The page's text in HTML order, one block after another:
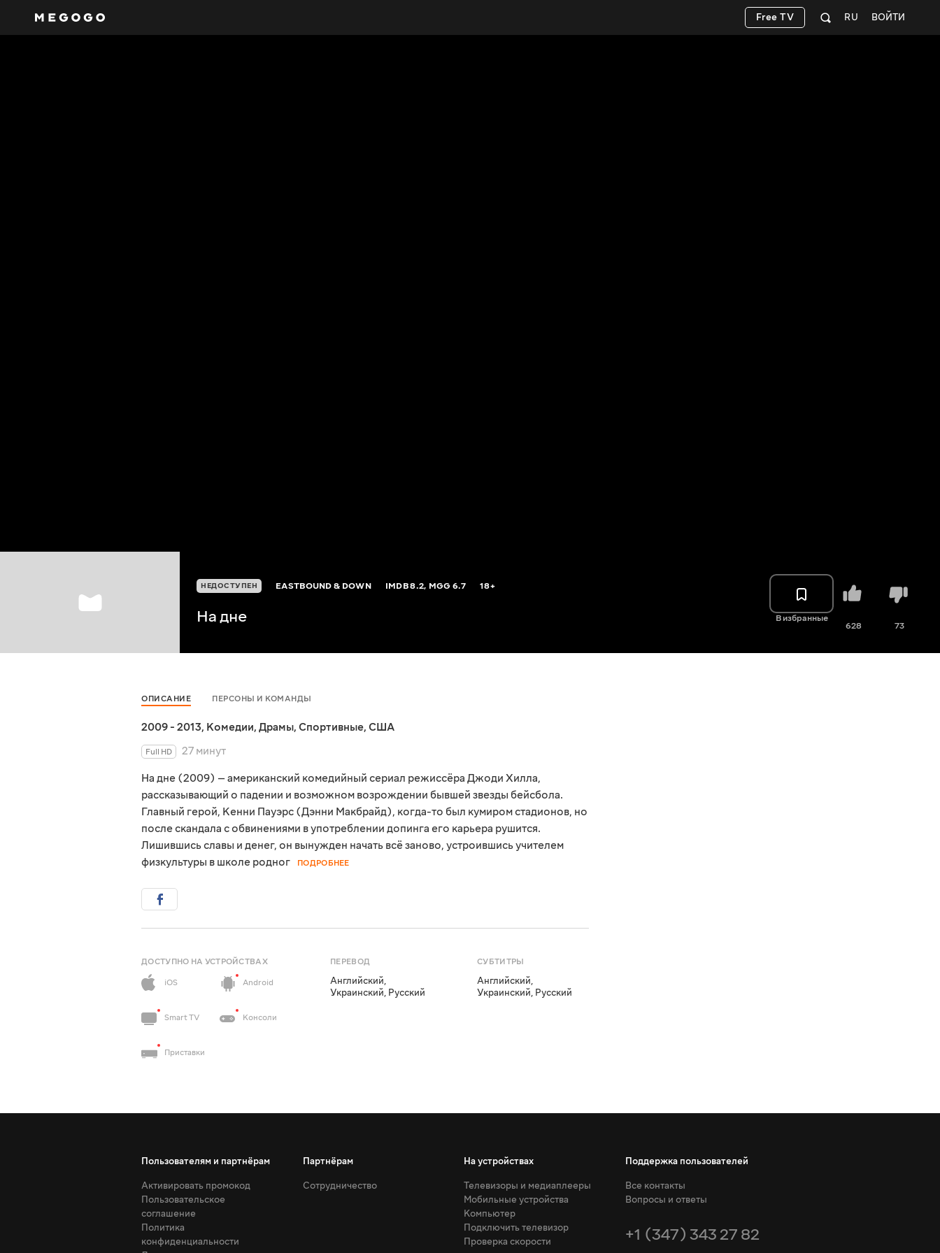
ВОЙТИ
RU
Free TV
НЕДОСТУПЕН EASTBOUND & DOWN IMDB8.2, MGG6.7 18+
На дне В избранные
628 73
ОПИСАНИЕ ПЕРСОНЫ И КОМАНДЫ
2009 - 2013, Комедии, Драмы, Спортивные, США
Full HD
27 минут
На дне (2009) — американский комедийный сериал режиссёра Джоди Хилла,
рассказывающий о падении и возможном возрождении бывшей звезды бейсбола.
Главный герой, Кенни Пауэрс (Дэнни Макбрайд), когда-то был кумиром стадионов, но
после скандала с обвинениями в употреблении допинга его карьера рушится.
Лишившись славы и денег, он вынужден начать всё заново, устроившись учителем
физкультуры в школе родног
ПОДРОБНЕЕ
ДОСТУПНО НА УСТРОЙСТВАХ
iOS
Android
Smart TV Консоли
Приставки
ПЕРЕВОД
Английский,
Украинский, Русский
СУБТИТРЫ
Английский,
Украинский, Русский
Пользователям и партнёрам
Активировать промокод
Пользовательское
соглашение
Политика
конфиденциальности
Партнёрам
Сотрудничество
На устройствах
Телевизоры и медиаплееры
Мобильные устройства
Компьютер
Подключить телевизор
Проверка скорости
Поддержка пользователей
Все контакты
Вопросы и ответы
+1 (347) 343 27 82